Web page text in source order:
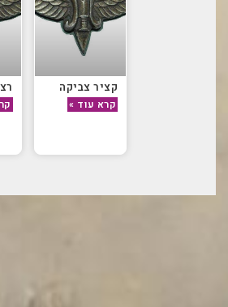
קציר צביקה
קרא עוד »